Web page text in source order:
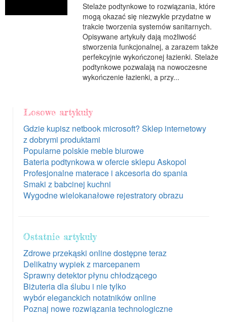
Stelaże podtynkowe to rozwiązania, które
mogą okazać się niezwykle przydatne w
trakcie tworzenia systemów sanitarnych.
Opisywane artykuły dają możliwość
stworzenia funkcjonalnej, a zarazem także
perfekcyjnie wykończonej łazienki. Stelaże
podtynkowe pozwalają na nowoczesne
wykończenie łazienki, a przy...
Losowe artykuły
Gdzie kupisz netbook microsoft? Sklep internetowy
z dobrymi produktami
Popularne polskie meble biurowe
Bateria podtynkowa w ofercie sklepu Askopol
Profesjonalne materace i akcesoria do spania
Smaki z babcinej kuchni
Wygodne wielokanałowe rejestratory obrazu
Ostatnie artykuły
Zdrowe przekąski online dostępne teraz
Delikatny wypiek z marcepanem
Sprawny detektor płynu chłodzącego
Biżuteria dla ślubu i nie tylko
wybór eleganckich notatników online
Poznaj nowe rozwiązania technologiczne